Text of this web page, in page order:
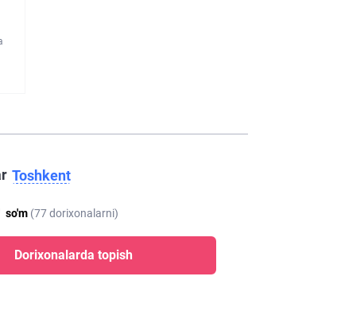
Toshkent
so'm (77 dorixonalarni)
Dorixonalarda topish